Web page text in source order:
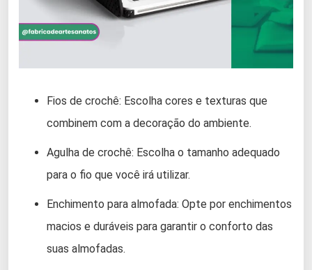
Fios de crochê: Escolha cores e texturas que
combinem com a decoração do ambiente.
Agulha de crochê: Escolha o tamanho adequado
para o fio que você irá utilizar.
Enchimento para almofada: Opte por enchimentos
macios e duráveis para garantir o conforto das
suas almofadas.